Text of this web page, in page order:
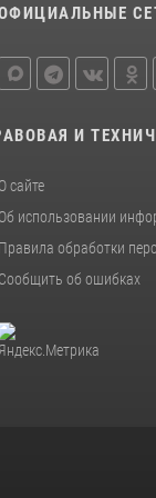
28
сдачи
И
О сайте
Об использовании
Правила обработки
Сообщить об ошибках